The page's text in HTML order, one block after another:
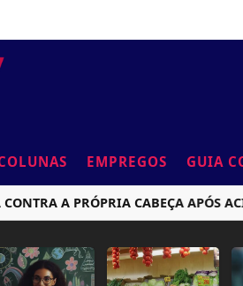
EMPREGOS GUIA
A PRÓPRIA CABEÇA APÓS